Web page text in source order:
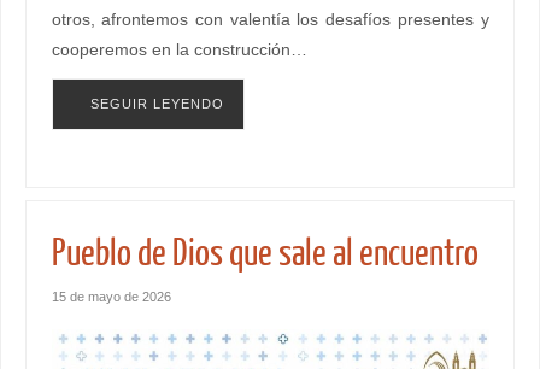
otros, afrontemos con valentía los desafíos presentes y
cooperemos en la construcción…
SEGUIR LEYENDO
Pueblo de Dios que sale al encuentro
15 de mayo de 2026